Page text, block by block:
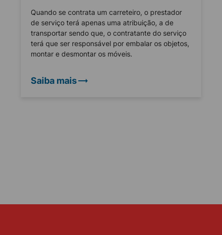
Quando se contrata um carreteiro, o prestador
de serviço terá apenas uma atribuição, a de
transportar sendo que, o contratante do serviço
terá que ser responsável por embalar os objetos,
montar e desmontar os móveis.
Saiba mais